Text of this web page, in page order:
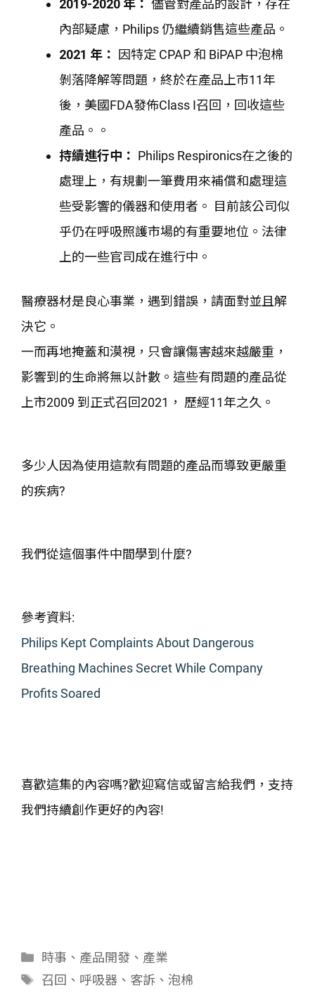
2019-2020 年： 儘管對產品的設計，存在
內部疑慮，Philips 仍繼續銷售這些產品。
2021 年： 因特定 CPAP 和 BiPAP 中泡棉
剝落降解等問題，終於在產品上市11年
後，美國FDA發佈Class I召回，回收這些
產品。。
持續進行中： Philips Respironics在之後的
處理上，有規劃一筆費用來補償和處理這
些受影響的儀器和使用者。 目前該公司似
乎仍在呼吸照護市場的有重要地位。法律
上的一些官司成在進行中。
醫療器材是良心事業，遇到錯誤，請面對並且解
決它。
一而再地掩蓋和漠視，只會讓傷害越來越嚴重，
影響到的生命將無以計數。這些有問題的產品從
上市2009 到正式召回2021， 歷經11年之久。
多少人因為使用這款有問題的產品而導致更嚴重
的疾病?
我們從這個事件中間學到什麼?
參考資料:
Philips Kept Complaints About Dangerous
Breathing Machines Secret While Company
Profits Soared
喜歡這集的內容嗎?歡迎寫信或留言給我們，支持
我們持續創作更好的內容!
分
類
時事 、 產品開發、 產業
標
召回 、 呼吸器 、 客訴、 泡棉